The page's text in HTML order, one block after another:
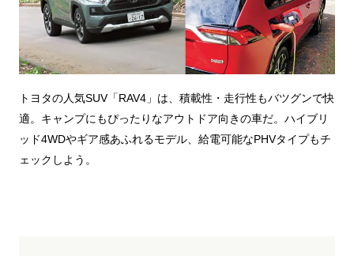
トヨタの人気SUV「RAV4」は、積載性・走行性もバツグンで快
適。キャンプにもぴったりなアウトドア向きの車だ。ハイブリ
ッド4WDやギア感あふれるモデル、給電可能なPHVタイプもチ
ェックしよう。